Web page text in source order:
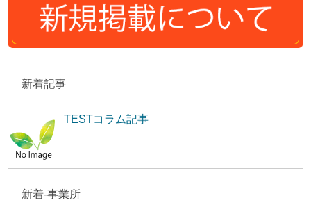
新着記事
TESTコラム記事
新着-事業所